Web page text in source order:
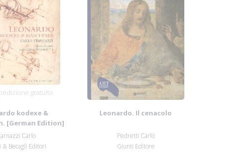
gratuita
kodexe &
[German Edition]
Carlo
& Becagli Editori
Leonardo. Il cenacolo
Pedretti Carlo
Giunti Editore